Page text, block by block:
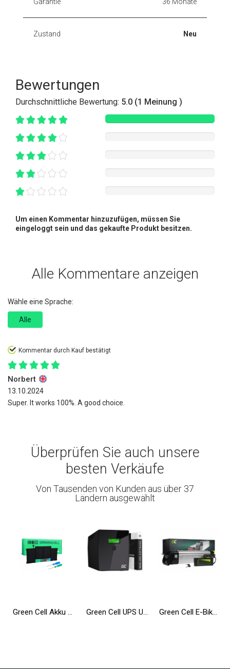
Zustand Neu
Bewertungen
Durchschnittliche Bewertung: 5.0 (1 Meinung )
Um einen Kommentar hinzuzufügen, müssen Sie
eingeloggt sein und das gekaufte Produkt besitzen.
Alle Kommentare anzeigen
Wähle eine Sprache:
Alle
Kommentar durch Kauf bestätigt
Norbert
13.10.2024
Super. It works 100%. A good choice.
Überprüfen Sie auch unsere
besten Verkäufe
Von Tausenden von Kunden aus über 37
Ländern ausgewählt
Green Cell Akku A1377 A1405 A1496 für Apple MacBook Air 13 A1369 A1466 Green Cell UPS USV 2000VA 1200W Unterbrechungsfreie Stromversorgung mit LCD Display und Überspannungsschutz 230V Green Cell E-Bike Akku 36V 10.4Ah 374Wh Silverfish Elektrofahrrad 2 Pin für Zündapp, Telefunken, Ancheer mit Ladegerät